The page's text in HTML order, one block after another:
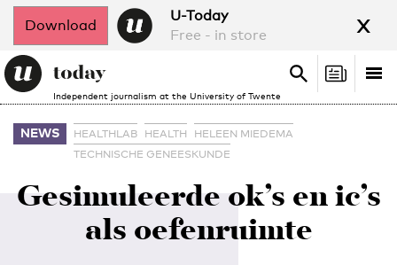
Download
U-Today
Free - in store
x
Independent journalism at the University of Twente
Search
Search
NEWS HEALTHLAB HEALTH
HELEEN MIEDEMA
TECHNISCHE GENEESKUNDE
Gesimuleerde ok’s en ic’s
als oefenruimte